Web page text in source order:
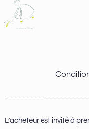
Aller
au
L’acheteur est invité à